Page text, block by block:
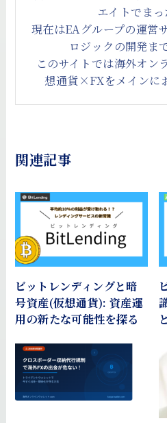
エイトでま
現在はEAグループの運営
ロジックの開発ま
このサイトでは海外オ
想通貨×FXをメインに
関連記事
ビットレンディングと暗
号資産(仮想通貨): 資産運
用の新たな可能性を探る